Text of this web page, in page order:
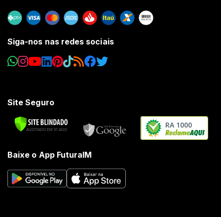
Siga-nos nas redes sociais
Site Seguro
RA 1000
Baixe o App FuturaIM